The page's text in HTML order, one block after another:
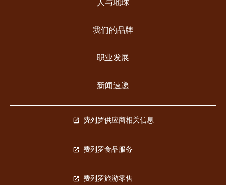
人与地球
我们的品牌
职业发展
新闻速递
费列罗供应商相关信息
费列罗食品服务
费列罗旅游零售